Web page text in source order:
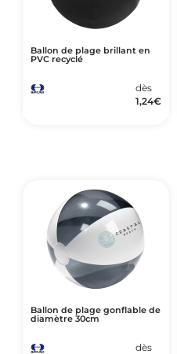
Ballon de plage brillant en
PVC recyclé
dès
1,24€
Ballon de plage gonflable de
diamètre 30cm
dès